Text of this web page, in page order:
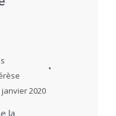
janvier 2020
la